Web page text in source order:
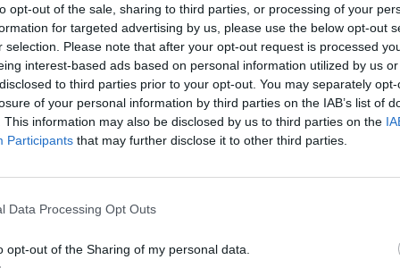
opt-out of the sale, sharing to third parties, or processing of your
for targeted advertising by us, please use the below opt-out
selection. Please note that after your opt-out request is processed
interest-based ads based on personal information utilized by us
to third parties prior to your opt-out. You may separately
of your personal information by third parties on the IAB’s list of
This information may also be disclosed by us to third parties on the
Participants that may further disclose it to other third parties.
Data Processing Opt Outs
opt-out of the Sharing of my personal data.
követett klinikák közül csak három esetben volt
árbevételcsökkenés tavaly, az érintett intézmények
a hírekbe, nem véletlen. A 2025-ös év érdekessége
hogy megállt a jövedelmezőség romlása, igaz egy
szint körül (8%-os EBIDTA-marzs) stabilizálódott, ami
előre, hogy a piac nem minden tekintetben van
a nagyobb horderejű változásokra. Pedig a
ez is benne van a levegőben.
01. 22:46 | MTI
csatlakozik Hegedűs Zsolthoz
hatállyal nevezték ki az Egészségügyi Minisztérium
Becságh Pétert.
30. 13:18 | Portfolio
napra fel kell készülni: teljesen leáll az
a Semmelweis-napon a rendelők és a